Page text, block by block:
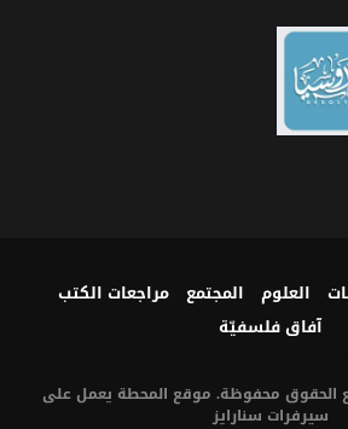
العلوم المجتمع
مراجعات الكتب
آفاق فلسفيّة‎
جميع الحقوق محفوظة. موقع المحطة يعمل على
سيرفرات سنارايز